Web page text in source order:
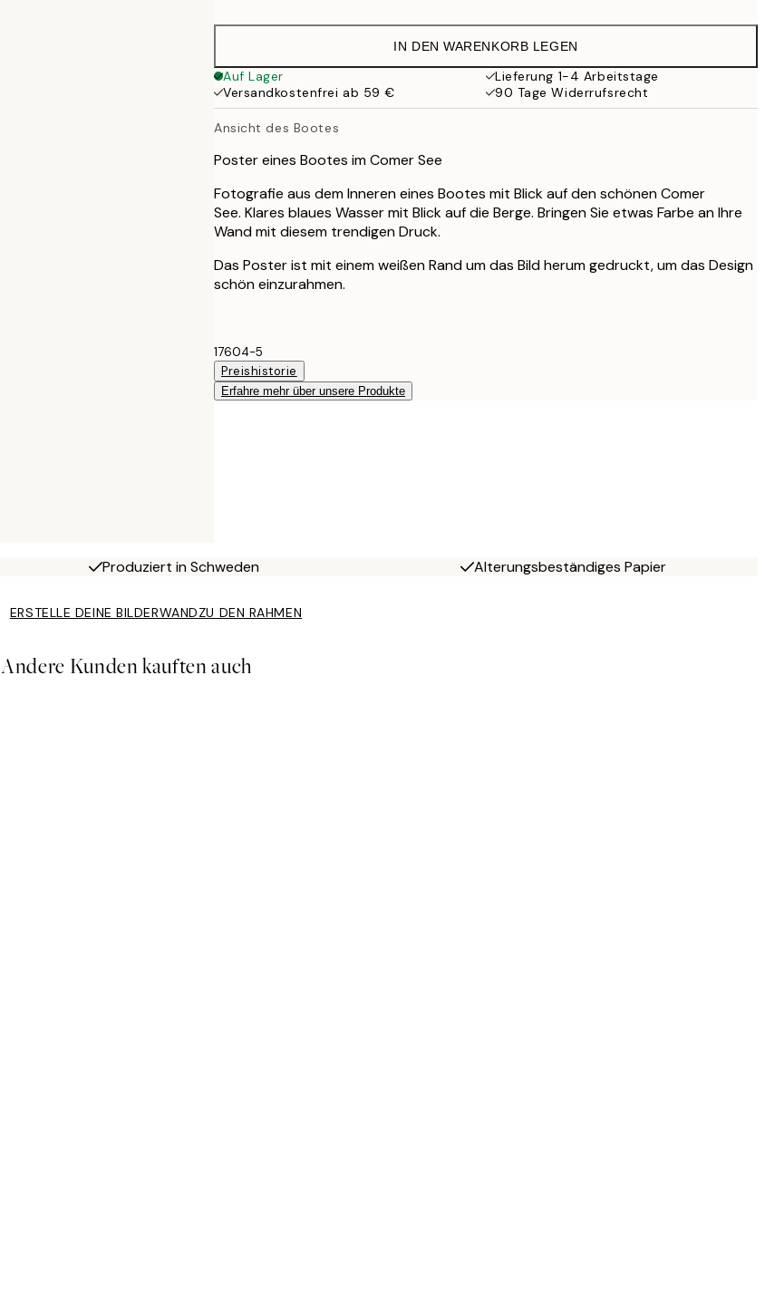
35,95 €
IN DEN WARENKORB LEGEN
Auf Lager
Lieferung 1-4 Arbeitstage
Versandkostenfrei ab 59 €
90 Tage Widerrufsrecht
Ansicht des Bootes
Poster eines Bootes im Comer See
Fotografie aus dem Inneren eines Bootes mit Blick auf den schönen Comer
See. Klares blaues Wasser mit Blick auf die Berge. Bringen Sie etwas Farbe an Ihre
Wand mit diesem trendigen Druck.
Das Poster ist mit einem weißen Rand um das Bild herum gedruckt, um das Design
schön einzurahmen.
17604-5
Preishistorie
Erfahre mehr über unsere Produkte
Produziert in Schweden Alterungsbeständiges Papier
ERSTELLE DEINE BILDERWANDZU DEN RAHMEN
Andere Kunden kauften auch